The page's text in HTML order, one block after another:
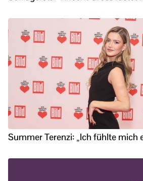
Summer Terenzi: „Ich fühlte mich